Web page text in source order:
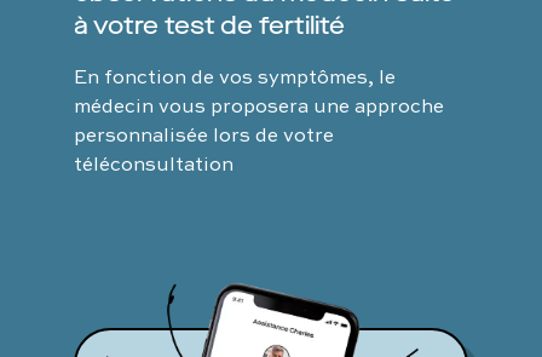
à votre test de fertilité
En fonction de vos symptômes, le
médecin vous proposera une approche
personnalisée lors de votre
téléconsultation